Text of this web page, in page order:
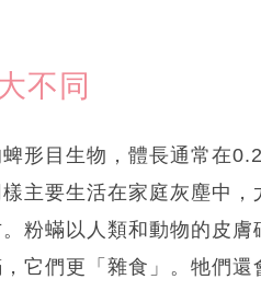
不同
形目生物，體長通常在
主要生活在家庭灰塵中
粉蟎以人類和動物的皮
它們更「雜食」。牠們